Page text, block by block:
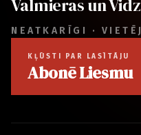
Valmieras un
NEATKARĪGI ·
KĻŪSTI PAR LASĪTĀJU
Abonē Liesmu